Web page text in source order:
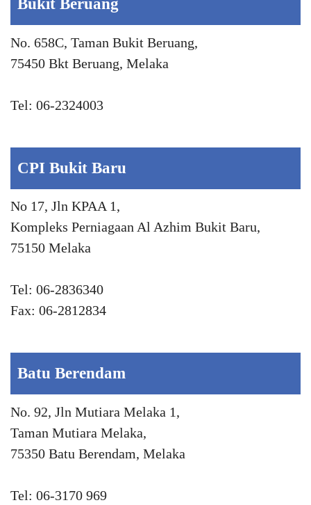
Bukit Beruang
No. 658C, Taman Bukit Beruang,
75450 Bkt Beruang, Melaka
Tel: 06-2324003
CPI Bukit Baru
No 17, Jln KPAA 1,
Kompleks Perniagaan Al Azhim Bukit Baru,
75150 Melaka
Tel: 06-2836340
Fax: 06-2812834
Batu Berendam
No. 92, Jln Mutiara Melaka 1,
Taman Mutiara Melaka,
75350 Batu Berendam, Melaka
Tel: 06-3170 969